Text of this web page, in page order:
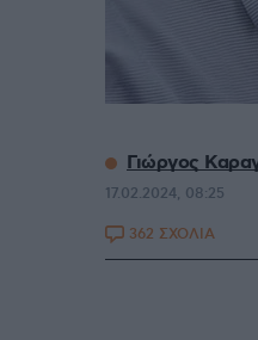
Γιώργος
17.02.2024, 08:25
362 ΣΧΟΛΙΑ